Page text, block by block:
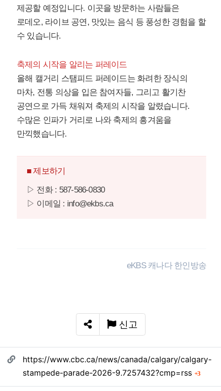
제공할 예정입니다. 이곳을 방문하는 사람들은
로데오, 라이브 공연, 맛있는 음식 등 풍성한 경험을 할
수 있습니다.
축제의 시작을 알리는 퍼레이드
올해 캘거리 스탬피드 퍼레이드는 화려한 장식의
마차, 전통 의상을 입은 참여자들, 그리고 활기찬
공연으로 가득 채워져 축제의 시작을 알렸습니다.
수많은 인파가 거리로 나와 축제의 흥겨움을
만끽했습니다.
■ 제보하기
▷ 전화 : 587-586-0830
▷ 이메일 : info@ekbs.ca
eKBS 캐나다 한인방송
SNS 공유
신고
관련자료
https://www.cbc.ca/news/canada/calgary/calgary-
stampede-parade-2026-9.7257432?cmp=rss
3회 연